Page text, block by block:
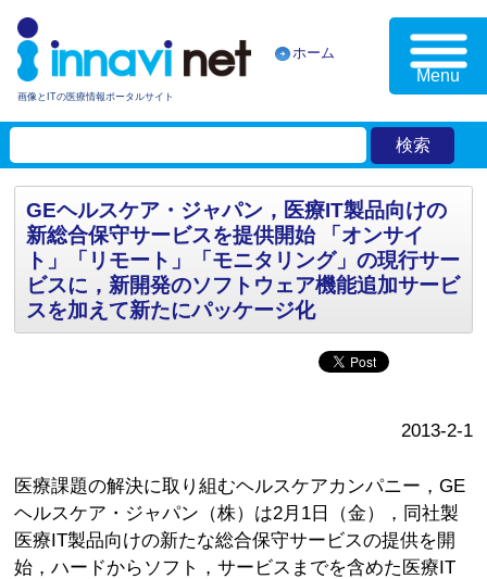
画像とITの医療情報ポータルサイト
ホーム
Menu
GEヘルスケア・ジャパン，医療IT製品向けの
新総合保守サービスを提供開始 「オンサイ
ト」「リモート」「モニタリング」の現行サー
ビスに，新開発のソフトウェア機能追加サービ
スを加えて新たにパッケージ化
2013-2-1
医療課題の解決に取り組むヘルスケアカンパニー，GE
ヘルスケア・ジャパン（株）は2月1日（金），同社製
医療IT製品向けの新たな総合保守サービスの提供を開
始，ハードからソフト，サービスまでを含めた医療IT